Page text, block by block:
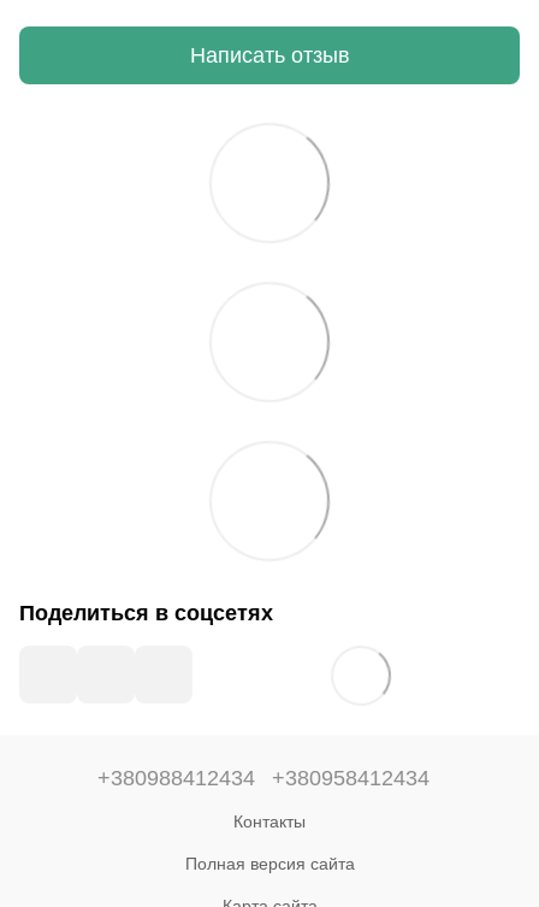
Написать отзыв
Поделиться в соцсетях
+380988412434 +380958412434
Контакты
Полная версия сайта